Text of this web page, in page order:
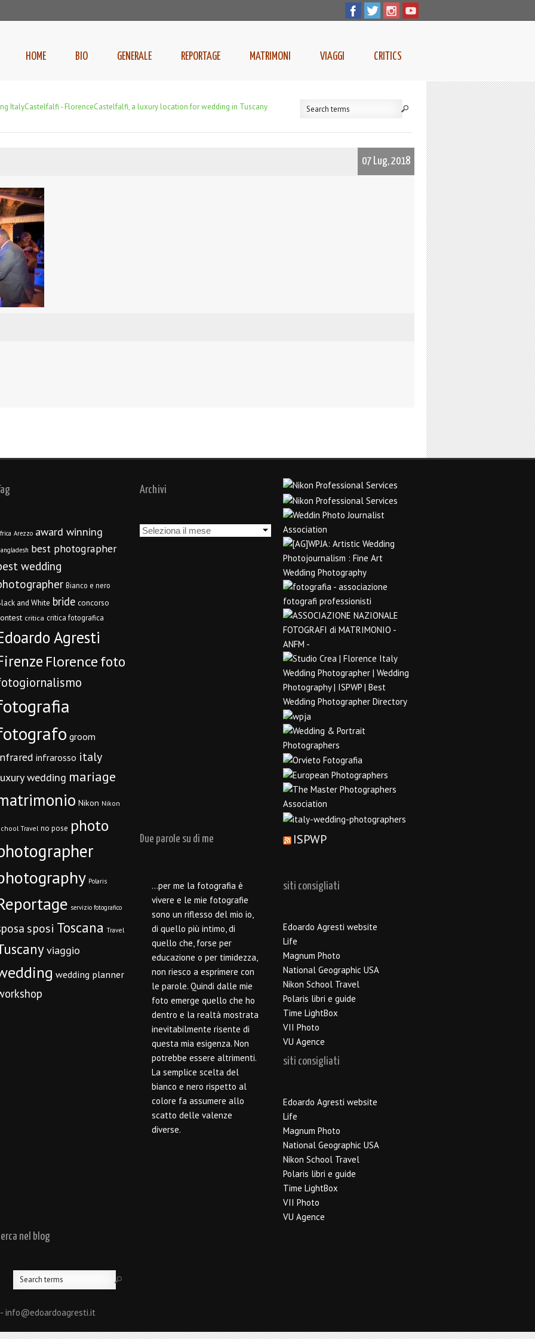
HOME BIO GENERALE REPORTAGE MATRIMONI VIAGGI CRITICS
ItalyCastelfalfi - FlorenceCastelfalfi, a luxury location for wedding in Tuscany
07 Lug, 2018
Arezzo award winning
best photographer
wedding
Bianco e nero
and White bride concorso
critica critica fotografica
Agresti
Florencefoto
groom
infrarosso italy
wedding mariage
Nikon Nikon
Travel no pose photo
Polaris
servizio fotografico
sposi Toscana Travel
viaggio
wedding planner
Archivi
Archivi
Due parole su di me
…per me la fotografia è
vivere e le mie fotografie
sono un riflesso del mio io,
di quello più intimo, di
quello che, forse per
educazione o per timidezza,
non riesco a esprimere con
le parole. Quindi dalle mie
foto emerge quello che ho
dentro e la realtà mostrata
inevitabilmente risente di
questa mia esigenza. Non
potrebbe essere altrimenti.
La semplice scelta del
bianco e nero rispetto al
colore fa assumere allo
scatto delle valenze
diverse.
ISPWP
siti consigliati
Edoardo Agresti website
Life
Magnum Photo
National Geographic USA
Nikon School Travel
Polaris libri e guide
Time LightBox
VII Photo
VU Agence
siti consigliati
Edoardo Agresti website
Life
Magnum Photo
National Geographic USA
Nikon School Travel
Polaris libri e guide
Time LightBox
VII Photo
VU Agence
nel blog
info@edoardoagresti.it